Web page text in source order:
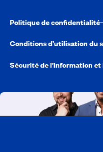
Politique de confidentialité
Conditions d’utilisation du
Sécurité de l’information